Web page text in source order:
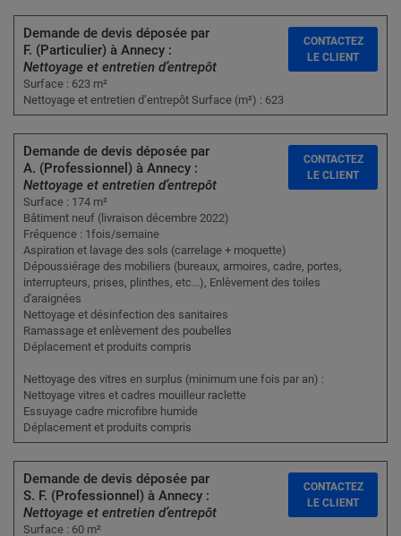
Demande de devis déposée par
F. (Particulier) à Annecy :
Nettoyage et entretien d’entrepôt
Surface : 623 m²
Nettoyage et entretien d’entrepôt Surface (m²) : 623
CONTACTEZ
LE CLIENT
Demande de devis déposée par
A. (Professionnel) à Annecy :
Nettoyage et entretien d’entrepôt
Surface : 174 m²
Bâtiment neuf (livraison décembre 2022)
Fréquence : 1fois/semaine
Aspiration et lavage des sols (carrelage + moquette)
Dépoussiérage des mobiliers (bureaux, armoires, cadre, portes,
interrupteurs, prises, plinthes, etc...), Enlèvement des toiles
d'araignées
Nettoyage et désinfection des sanitaires
Ramassage et enlèvement des poubelles
Déplacement et produits compris
Nettoyage des vitres en surplus (minimum une fois par an) :
Nettoyage vitres et cadres mouilleur raclette
Essuyage cadre microfibre humide
Déplacement et produits compris
CONTACTEZ
LE CLIENT
Demande de devis déposée par
S. F. (Professionnel) à Annecy :
Nettoyage et entretien d’entrepôt
Surface : 60 m²
CONTACTEZ
LE CLIENT